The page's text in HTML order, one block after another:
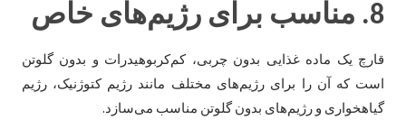
8. مناسب برای رژیم‌های خاص
قارچ یک ماده غذایی بدون چربی، کم‌کربوهیدرات و بدون گلوتن
است که آن را برای رژیم‌های مختلف مانند رژیم کتوژنیک، رژیم
گیاهخواری و رژیم‌های بدون گلوتن مناسب می‌سازد.